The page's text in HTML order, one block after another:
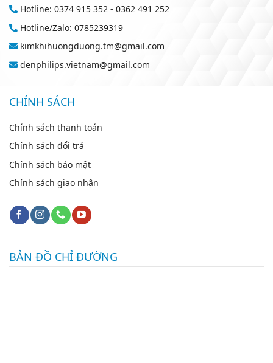
Hotline: 0374 915 352 - 0362 491 252
Hotline/Zalo: 0785239319
kimkhihuongduong.tm@gmail.com
denphilips.vietnam@gmail.com
CHÍNH SÁCH
Chính sách thanh toán
Chính sách đổi trả
Chính sách bảo mật
Chính sách giao nhận
BẢN ĐỒ CHỈ ĐƯỜNG